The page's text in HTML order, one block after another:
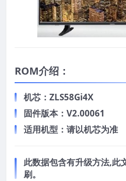
ROM介绍：
机芯：ZLS58Gi4X
固件版本：V2.00061
适用机型：请以机芯为准
此数据包含有升级方法,此
刷。